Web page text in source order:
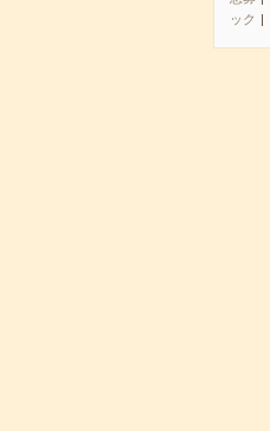
ック